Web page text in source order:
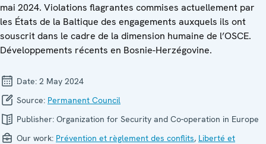
mai 2024. Violations flagrantes commises actuellement par
les États de la Baltique des engagements auxquels ils ont
souscrit dans le cadre de la dimension humaine de l’OSCE.
Développements récents en Bosnie-Herzégovine.
Date: 2 May 2024
Source: Permanent Council
Publisher: Organization for Security and Co-operation in Europe
Our work: Prévention et règlement des conflits, Liberté et